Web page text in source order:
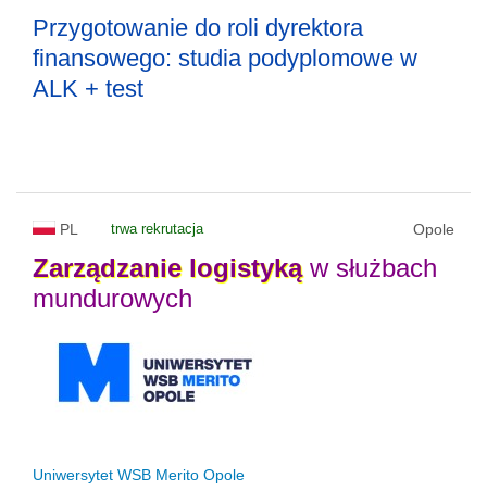
Przygotowanie do roli dyrektora
finansowego: studia podyplomowe w
ALK + test
PL trwa rekrutacja Opole
Zarządzanie logistykąw służbach
mundurowych
Uniwersytet WSB Merito Opole